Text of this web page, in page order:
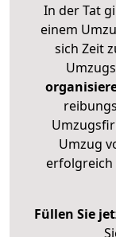
In der Tat
einem
sich Zeit
Umzugs
Umzug
Füllen Sie